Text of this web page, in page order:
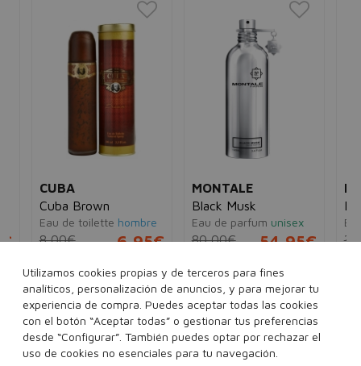
CUBA
Cuba Brown
Eau de toilette hombre
8,00€ 6,95€
35 ml 100 ml
Añadir a la cesta
MONTALE
Black Musk
Eau de parfum unisex
80,00€ 54,95€
100 ml
Añadir a la cesta
Utilizamos cookies propias y de terceros para fines
analíticos, personalización de anuncios, y para mejorar tu
experiencia de compra. Puedes aceptar todas las cookies
con el botón “Aceptar todas” o gestionar tus preferencias
desde “Configurar”. También puedes optar por rechazar el
uso de cookies no esenciales para tu navegación.